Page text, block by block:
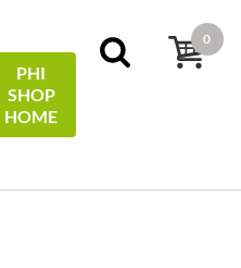
PHI
SHOP
HOME
0
Stellungnahme zur